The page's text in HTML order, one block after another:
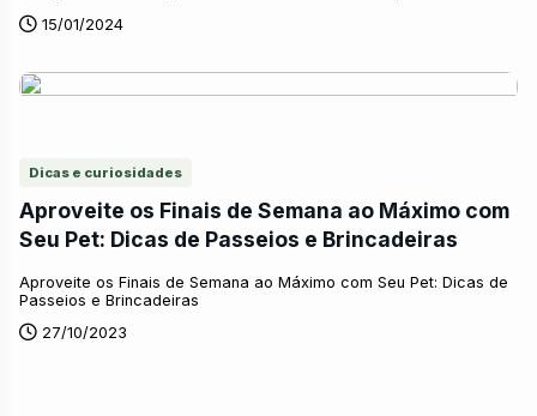
15/01/2024
Dicas e curiosidades
Aproveite os Finais de Semana ao Máximo com
Seu Pet: Dicas de Passeios e Brincadeiras
Aproveite os Finais de Semana ao Máximo com Seu Pet: Dicas de
Passeios e Brincadeiras
27/10/2023